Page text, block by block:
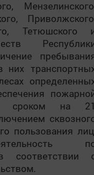
Тетюшского
них
сроком на
пользования
соответствии